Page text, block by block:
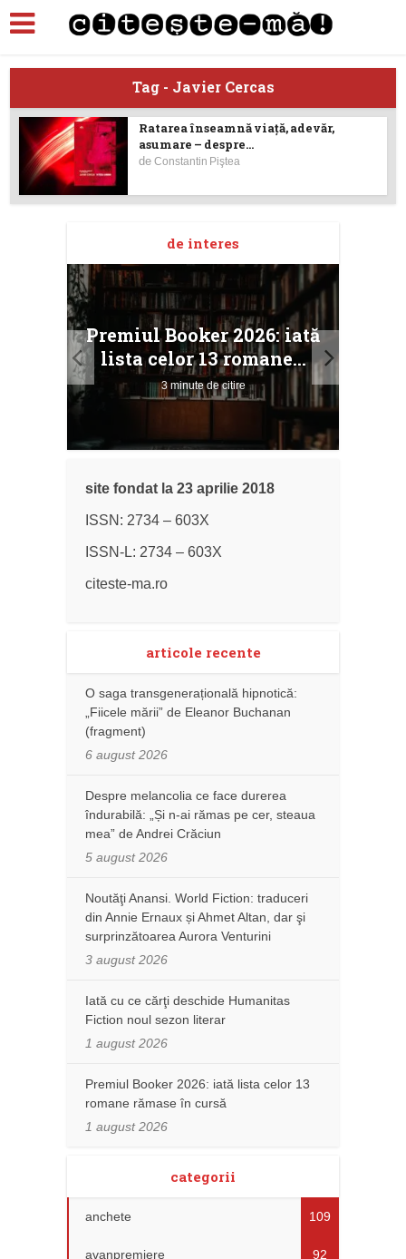
Tag - Javier Cercas
Ratarea înseamnă viaţă, adevăr,
asumare – despre...
deConstantin Piştea
de interes
Premiul Booker 2026: iată
lista celor 13 romane...
3 minute de citire
site fondat la 23 aprilie 2018
ISSN: 2734 – 603X
ISSN-L: 2734 – 603X
citeste-ma.ro
articole recente
O saga transgenerațională hipnotică:
„Fiicele mării” de Eleanor Buchanan
(fragment)
6 august 2026
Despre melancolia ce face durerea
îndurabilă: „Și n-ai rămas pe cer, steaua
mea” de Andrei Crăciun
5 august 2026
Noutăţi Anansi. World Fiction: traduceri
din Annie Ernaux și Ahmet Altan, dar şi
surprinzătoarea Aurora Venturini
3 august 2026
Iată cu ce cărţi deschide Humanitas
Fiction noul sezon literar
1 august 2026
Premiul Booker 2026: iată lista celor 13
romane rămase în cursă
1 august 2026
categorii
anchete 109
avanpremiere 92